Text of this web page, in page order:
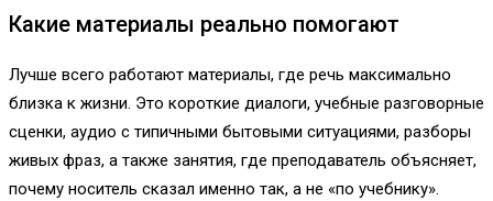
Какие материалы реально помогают
Лучше всего работают материалы, где речь максимально
близка к жизни. Это короткие диалоги, учебные разговорные
сценки, аудио с типичными бытовыми ситуациями, разборы
живых фраз, а также занятия, где преподаватель объясняет,
почему носитель сказал именно так, а не «по учебнику».